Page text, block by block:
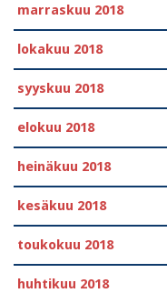
marraskuu 2018
lokakuu 2018
syyskuu 2018
elokuu 2018
heinäkuu 2018
kesäkuu 2018
toukokuu 2018
huhtikuu 2018